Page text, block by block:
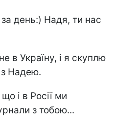
день:) Надя, ти нас
в Україну, і я скуплю
Надею.
і в Росії ми
з тобою...